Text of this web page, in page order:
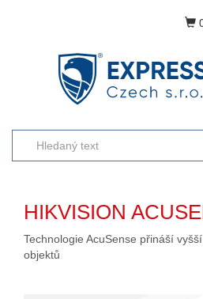
HIKVISION
Technologie AcuSense přináší
objektů